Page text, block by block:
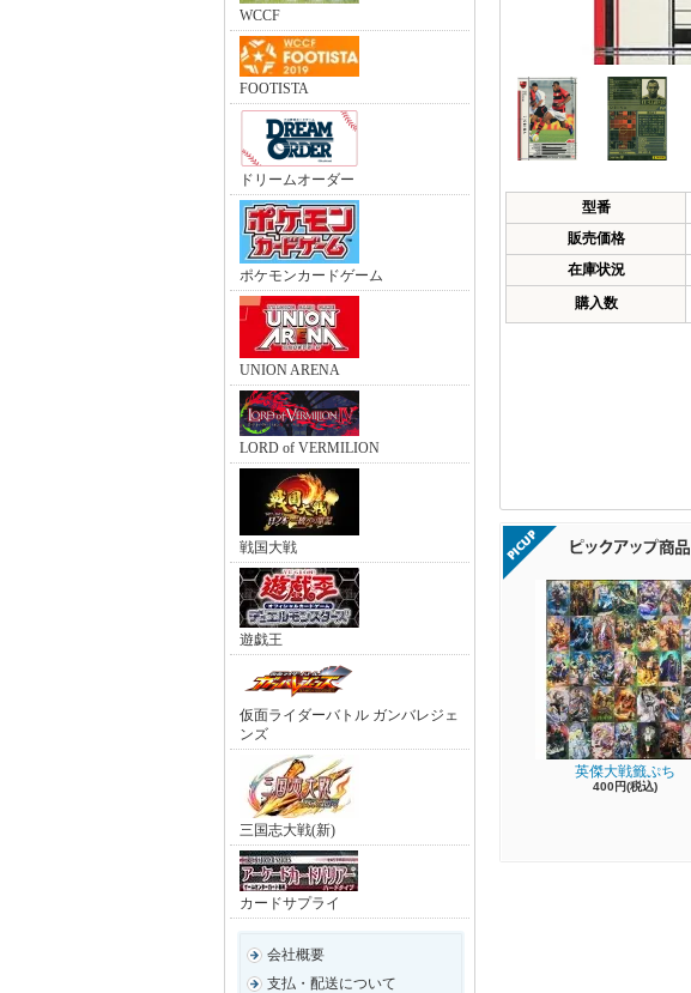
WCCF
FOOTISTA
ドリームオーダー
ポケモンカードゲーム
UNION ARENA
LORD of VERMILION
戦国大戦
遊戯王
仮面ライダーバトル ガンバレジェ
ンズ
三国志大戦(新)
カードサプライ
会社概要
支払・配送について
型番
販売価格
在庫状況
購入数
英傑大戦籤ぷち
400円(税込)